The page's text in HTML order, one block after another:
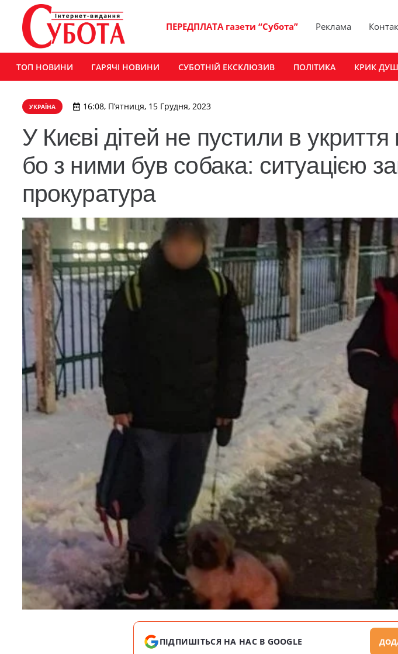
ПЕРЕДПЛАТА газети “Субота” Реклама
ТОП НОВИНИ ГАРЯЧІ НОВИНИ СУБОТНІЙ ЕКСКЛЮЗИВ ПОЛІТИКА КРИК
УКРАЇНА 16:08, П’ятниця, 15 Грудня, 2023
У Києві дітей не пустили в укриття
бо з ними був собака: ситуацією
прокуратура
ПІДПИШІТЬСЯ НА НАС В GOOGLE